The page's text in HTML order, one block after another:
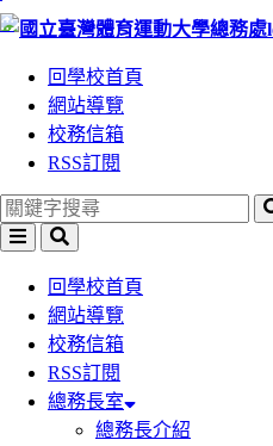
跳
區
塊
跳
區
塊
:::
回學校首頁
網站導覽
校務信箱
RSS訂閱
回學校首頁
網站導覽
校務信箱
RSS訂閱
總務長室
總務長介紹